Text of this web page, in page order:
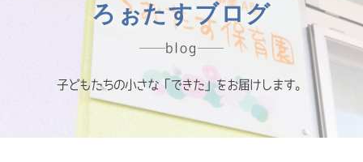
ろぉたすブログ
blog
子どもたちの小さな「できた」をお届けします。